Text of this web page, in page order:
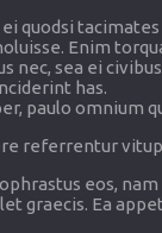
quodsi
Enim
nec, sea ei
has.
paulo omnium
referrentur
eos,
graecis. Ea